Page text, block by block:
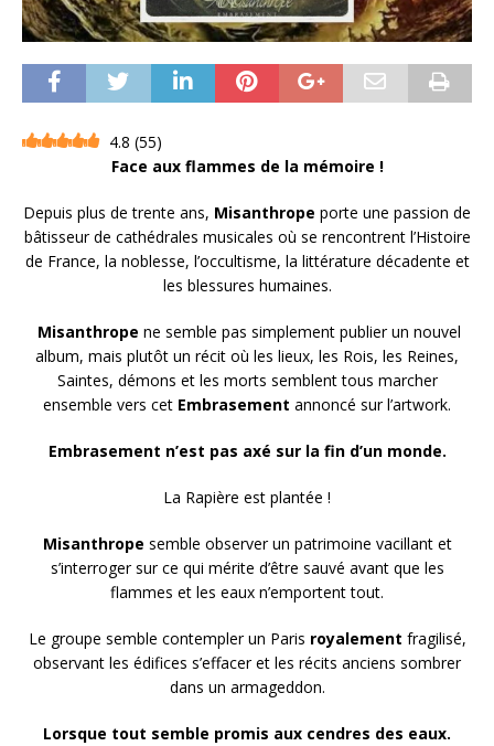
4.8 (55)
Face aux flammes de la mémoire !
Depuis plus de trente ans, Misanthrope porte une passion de
bâtisseur de cathédrales musicales où se rencontrent l’Histoire
de France, la noblesse, l’occultisme, la littérature décadente et
les blessures humaines.
Misanthrope ne semble pas simplement publier un nouvel
album, mais plutôt un récit où les lieux, les Rois, les Reines,
Saintes, démons et les morts semblent tous marcher
ensemble vers cet Embrasement annoncé sur l’artwork.
Embrasement n’est pas axé sur la fin d’un monde.
La Rapière est plantée !
Misanthrope semble observer un patrimoine vacillant et
s’interroger sur ce qui mérite d’être sauvé avant que les
flammes et les eaux n’emportent tout.
Le groupe semble contempler un Paris royalement fragilisé,
observant les édifices s’effacer et les récits anciens sombrer
dans un armageddon.
Lorsque tout semble promis aux cendres des eaux.